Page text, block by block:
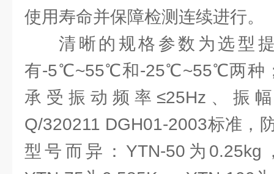
使用寿命并保障检测连续进行。
清晰的规格参数为选型
有-5℃~55℃和-25℃~55℃两种
承受振动频率≤25Hz、振
Q/320211 DGH01-2003标准，
型号而异：YTN-50为0.25kg